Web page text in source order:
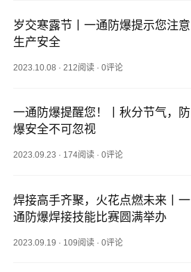
岁交寒露节丨一通防爆提示您注意
生产安全
2023.10.08 · 212阅读 ·0评论
一通防爆提醒您！丨秋分节气，防
爆安全不可忽视
2023.09.23 · 174阅读 ·0评论
焊接高手齐聚，火花点燃未来丨一
通防爆焊接技能比赛圆满举办
2023.09.19 · 109阅读 ·0评论